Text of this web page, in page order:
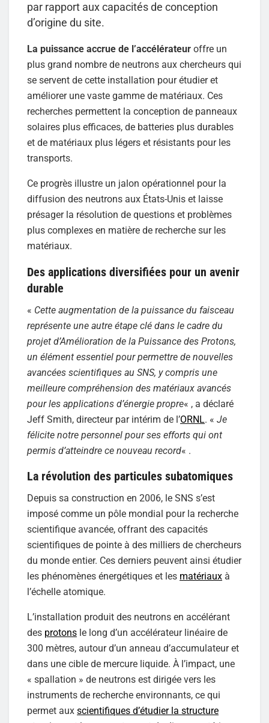
par rapport aux capacités de conception
d’origine du site.
La puissance accrue de l’accélérateur offre un
plus grand nombre de neutrons aux chercheurs qui
se servent de cette installation pour étudier et
améliorer une vaste gamme de matériaux. Ces
recherches permettent la conception de panneaux
solaires plus efficaces, de batteries plus durables
et de matériaux plus légers et résistants pour les
transports.
Ce progrès illustre un jalon opérationnel pour la
diffusion des neutrons aux États-Unis et laisse
présager la résolution de questions et problèmes
plus complexes en matière de recherche sur les
matériaux.
Des applications diversifiées pour un avenir
durable
« Cette augmentation de la puissance du faisceau
représente une autre étape clé dans le cadre du
projet d’Amélioration de la Puissance des Protons,
un élément essentiel pour permettre de nouvelles
avancées scientifiques au SNS, y compris une
meilleure compréhension des matériaux avancés
pour les applications d’énergie propre« , a déclaré
Jeff Smith, directeur par intérim de l’ORNL. « Je
félicite notre personnel pour ses efforts qui ont
permis d’atteindre ce nouveau record« .
La révolution des particules subatomiques
Depuis sa construction en 2006, le SNS s’est
imposé comme un pôle mondial pour la recherche
scientifique avancée, offrant des capacités
scientifiques de pointe à des milliers de chercheurs
du monde entier. Ces derniers peuvent ainsi étudier
les phénomènes énergétiques et les matériaux à
l’échelle atomique.
L’installation produit des neutrons en accélérant
des protons le long d’un accélérateur linéaire de
300 mètres, autour d’un anneau d’accumulateur et
dans une cible de mercure liquide. À l’impact, une
« spallation » de neutrons est dirigée vers les
instruments de recherche environnants, ce qui
permet aux scientifiques d’étudier la structure